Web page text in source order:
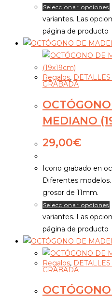
Seleccionar opciones
variantes. Las
página de producto
Regalos,
GRABADA
MEDIANO
29,00€
Icono grabado en
Diferentes
grosor de 11mm.
Seleccionar opciones
variantes. Las
página de producto
Regalos,
GRABADA